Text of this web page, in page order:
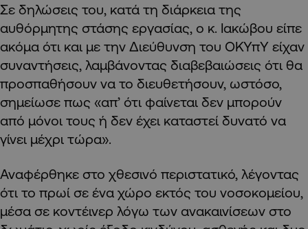
Σε δηλώσεις του, κατά τη διάρκεια της
αυθόρμητης στάσης εργασίας, ο κ. Ιακώβου είπε
ακόμα ότι και με την Διεύθυνση του ΟΚΥπΥ είχαν
συναντήσεις, λαμβάνοντας διαβεβαιώσεις ότι θα
προσπαθήσουν να το διευθετήσουν, ωστόσο,
σημείωσε πως «απ’ ότι φαίνεται δεν μπορούν
από μόνοι τους ή δεν έχει καταστεί δυνατό να
γίνει μέχρι τώρα».
Αναφέρθηκε στο χθεσινό περιστατικό, λέγοντας
ότι το πρωί σε ένα χώρο εκτός του νοσοκομείου,
μέσα σε κοντέινερ λόγω των ανακαινίσεων στο